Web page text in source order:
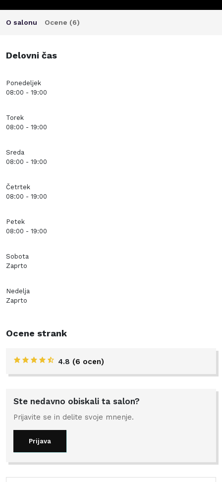
O salonu Ocene (6)
Delovni čas
Ponedeljek
08:00 - 19:00
Torek
08:00 - 19:00
Sreda
08:00 - 19:00
Četrtek
08:00 - 19:00
Petek
08:00 - 19:00
Sobota
Zaprto
Nedelja
Zaprto
Ocene strank
4.8 (6 ocen)
Ste nedavno obiskali ta salon?
Prijavite se in delite svoje mnenje.
Prijava